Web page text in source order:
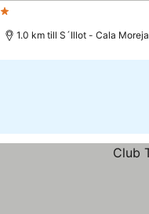
1.0 km till S´Illot - Cala Moreja